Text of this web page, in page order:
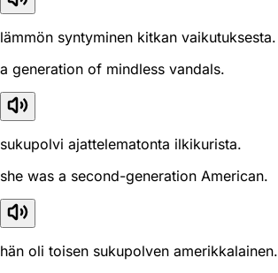
lämmön syntyminen kitkan vaikutuksesta.
a generation of mindless vandals.
sukupolvi ajattelematonta ilkikurista.
she was a second-generation American.
hän oli toisen sukupolven amerikkalainen.